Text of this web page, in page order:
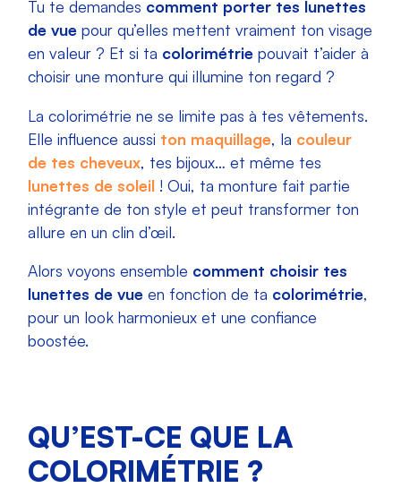
Tu te demandes comment porter tes lunettes
de vue pour qu’elles mettent vraiment ton visage
en valeur ? Et si ta colorimétrie pouvait t’aider à
choisir une monture qui illumine ton regard ?
La colorimétrie ne se limite pas à tes vêtements.
Elle influence aussi ton maquillage, la couleur
de tes cheveux, tes bijoux… et même tes
lunettes de soleil ! Oui, ta monture fait partie
intégrante de ton style et peut transformer ton
allure en un clin d’œil.
Alors voyons ensemble comment choisir tes
lunettes de vue en fonction de ta colorimétrie,
pour un look harmonieux et une confiance
boostée.
QU’EST-CE QUE LA
COLORIMÉTRIE ?